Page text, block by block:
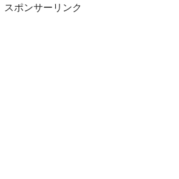
スポンサーリンク